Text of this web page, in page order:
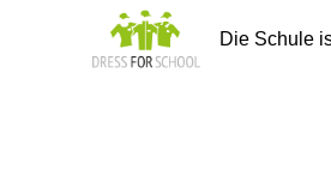
Die Schule